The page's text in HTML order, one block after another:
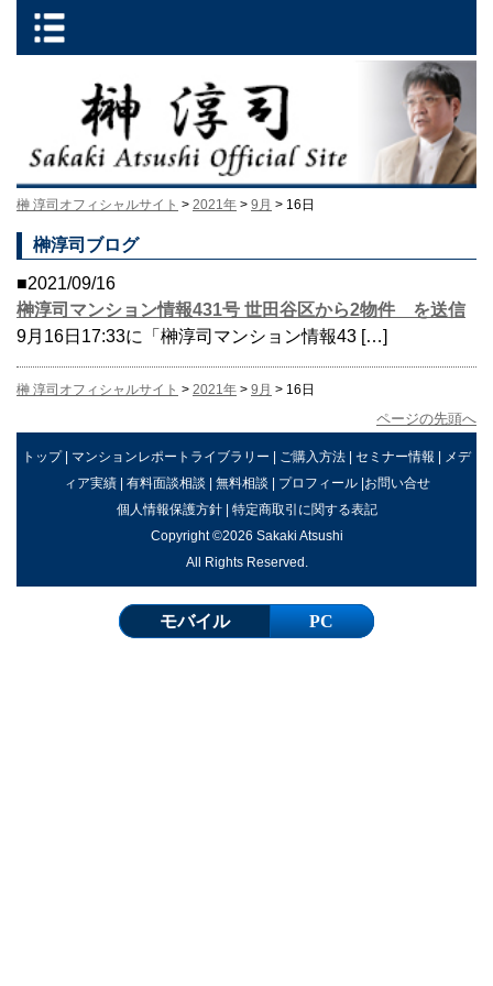
榊 淳司オフィシャルサイト > 2021年 > 9月 > 16日
榊淳司ブログ
■2021/09/16
榊淳司マンション情報431号 世田谷区から2物件 を送信
9月16日17:33に「榊淳司マンション情報43 […]
榊 淳司オフィシャルサイト > 2021年 > 9月 > 16日
ページの先頭へ
トップ| マンションレポートライブラリー | ご購入方法 | セミナー情報 | メデ
ィア実績| 有料面談相談 | 無料相談 | プロフィール|お問い合せ
個人情報保護方針| 特定商取引に関する表記
Copyright ©2026 Sakaki Atsushi
All Rights Reserved.
モバイル PC